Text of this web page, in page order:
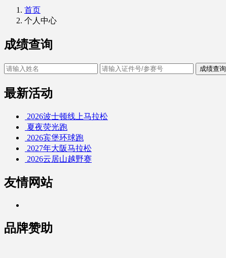
首页
个人中心
成绩查询
成绩查询
最新活动
2026波士顿线上马拉松
夏夜荧光跑
2026宾堡环球跑
2027年大阪马拉松
2026云居山越野赛
友情网站
品牌赞助